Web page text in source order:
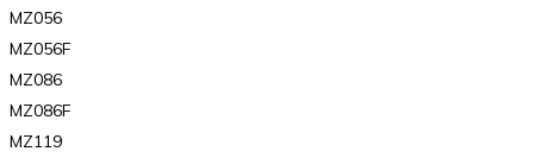
MZ056
MZ056F
MZ086
MZ086F
MZ119